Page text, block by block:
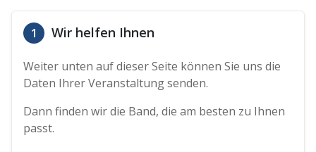
1 Wir helfen Ihnen
Weiter unten auf dieser Seite können Sie uns die
Daten Ihrer Veranstaltung senden.
Dann finden wir die Band, die am besten zu Ihnen
passt.